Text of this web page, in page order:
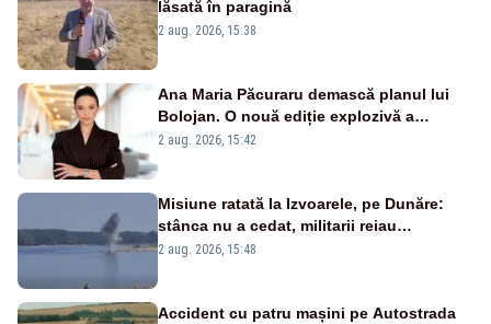
lăsată în paragină
2 aug. 2026, 15:38
Ana Maria Păcuraru demască planul lui
Bolojan. O nouă ediție explozivă a
emisiunii „Miza Zilei” la Realitatea PLUS
2 aug. 2026, 15:42
Misiune ratată la Izvoarele, pe Dunăre:
stânca nu a cedat, militarii reiau
detonările luni – VIDEO
2 aug. 2026, 15:48
Accident cu patru mașini pe Autostrada